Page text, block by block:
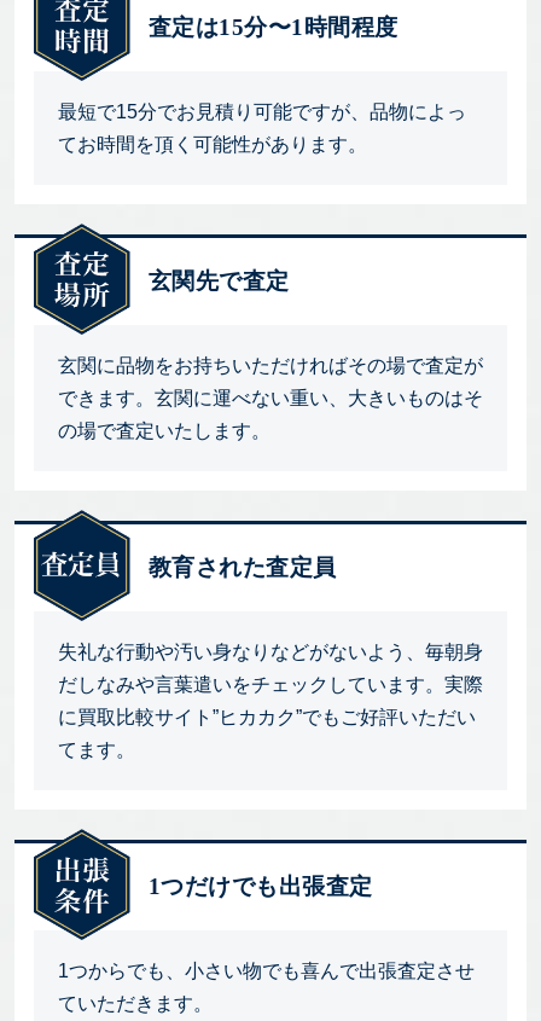
査定は15分〜1時間程度
最短で15分でお見積り可能ですが、品物によっ
てお時間を頂く可能性があります。
玄関先で査定
玄関に品物をお持ちいただければその場で査定が
できます。玄関に運べない重い、大きいものはそ
の場で査定いたします。
教育された査定員
失礼な行動や汚い身なりなどがないよう、毎朝身
だしなみや言葉遣いをチェックしています。実際
に買取比較サイト”ヒカカク”でもご好評いただい
てます。
1つだけでも出張査定
1つからでも、小さい物でも喜んで出張査定させ
ていただきます。